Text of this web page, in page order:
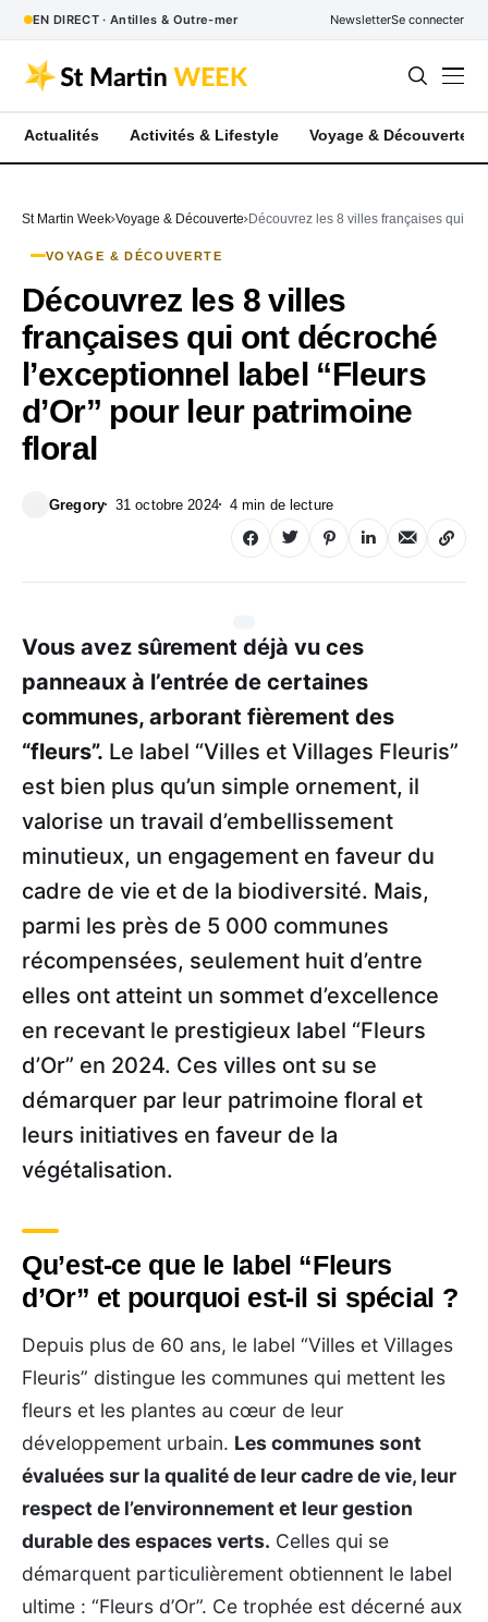
EN DIRECT · Antilles & Outre-mer NewsletterSe connecter
Actualités Activités & Lifestyle Voyage & Découverte
St Martin Week Voyage & Découverte Découvrez les 8 villes françaises qui
VOYAGE & DÉCOUVERTE
Découvrez les 8 villes
françaises qui ont décroché
l’exceptionnel label “Fleurs
d’Or” pour leur patrimoine
floral
Gregory 31 octobre 2024 4 min de lecture
Vous avez sûrement déjà vu ces
panneaux à l’entrée de certaines
communes, arborant fièrement des
“fleurs”. Le label “Villes et Villages Fleuris”
est bien plus qu’un simple ornement, il
valorise un travail d’embellissement
minutieux, un engagement en faveur du
cadre de vie et de la biodiversité. Mais,
parmi les près de 5 000 communes
récompensées, seulement huit d’entre
elles ont atteint un sommet d’excellence
en recevant le prestigieux label “Fleurs
d’Or” en 2024. Ces villes ont su se
démarquer par leur patrimoine floral et
leurs initiatives en faveur de la
végétalisation.
Qu’est-ce que le label “Fleurs
d’Or” et pourquoi est-il si spécial ?
Depuis plus de 60 ans, le label “Villes et Villages
Fleuris” distingue les communes qui mettent les
fleurs et les plantes au cœur de leur
développement urbain. Les communes sont
évaluées sur la qualité de leur cadre de vie, leur
respect de l’environnement et leur gestion
durable des espaces verts. Celles qui se
démarquent particulièrement obtiennent le label
ultime : “Fleurs d’Or”. Ce trophée est décerné aux